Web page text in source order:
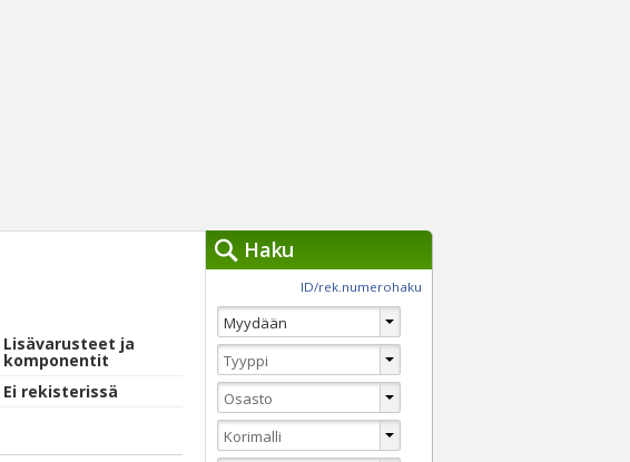
Lisävarusteet ja
komponentit
Ei rekisterissä
Haku
ID/rek.numerohaku